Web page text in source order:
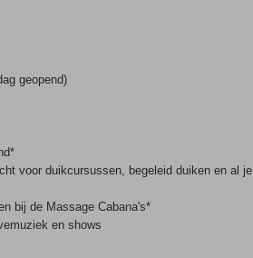
geopend)
voor duikcursussen, begeleid duiken en al je
bij de Massage Cabana's*
en shows